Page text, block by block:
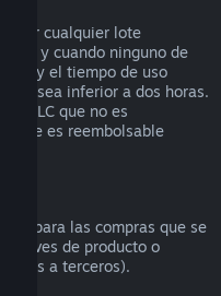
por cualquier lote
y cuando ninguno de
y el tiempo de uso
lote sea inferior a dos horas.
o DLC que no es
lote es reembolsable
para las compras que se
claves de producto o
a terceros).